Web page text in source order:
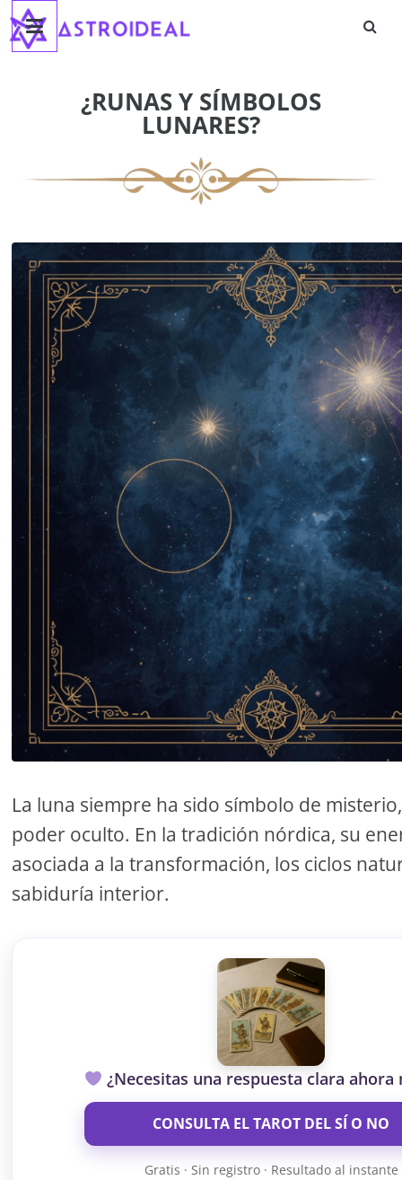
Saltar
contenido
Astroideal
¿RUNAS Y SÍMBOLOS
LUNARES?
La luna siempre ha sido símbolo de
poder oculto. En la tradición nórdica, su
asociada a la transformación, los ciclos
sabiduría interior.
¿Necesitas una respuesta clara ahora
CONSULTA EL TAROT DEL SÍ O NO
Gratis · Sin registro · Resultado al instante